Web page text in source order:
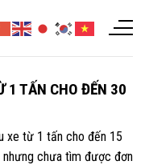
1 TẤN CHO ĐẾN 30
xe từ 1 tấn cho đến 15
nhưng chưa tìm được đơn